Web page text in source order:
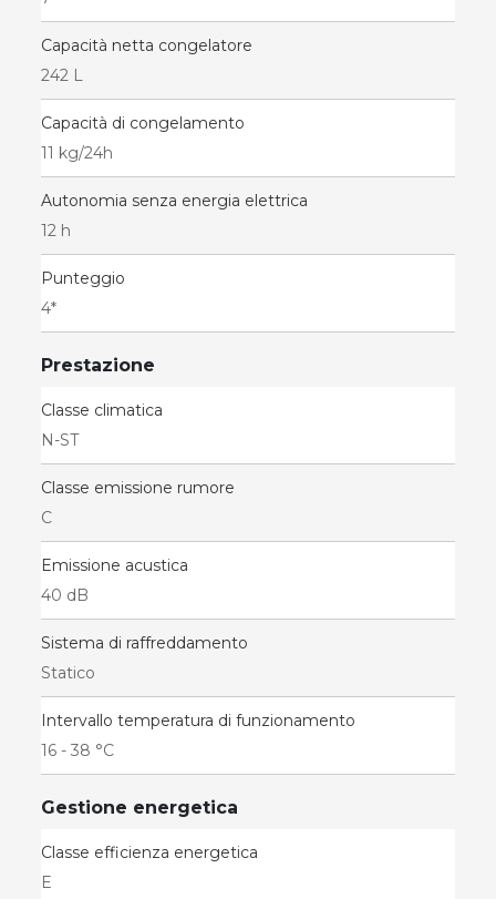
Capacità netta congelatore
242 L
Capacità di congelamento
11 kg/24h
Autonomia senza energia elettrica
12 h
Punteggio
4*
Prestazione
Classe climatica
N-ST
Classe emissione rumore
C
Emissione acustica
40 dB
Sistema di raffreddamento
Statico
Intervallo temperatura di funzionamento
16 - 38 °C
Gestione energetica
Classe efficienza energetica
E